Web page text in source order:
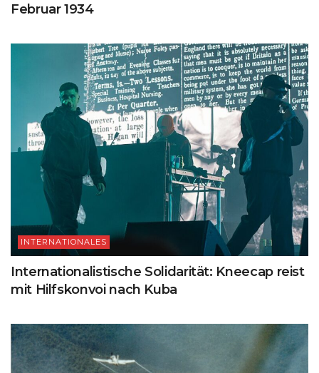
Februar 1934
INTERNATIONALES
Internationalistische Solidarität: Kneecap reist
mit Hilfskonvoi nach Kuba